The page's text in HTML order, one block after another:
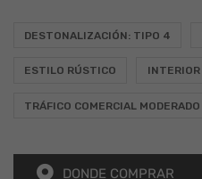
DESTONALIZACIÓN: TIPO 4
ESTILO RÚSTICO INTERIOR
TRÁFICO COMERCIAL MODERADO
DONDE COMPRAR